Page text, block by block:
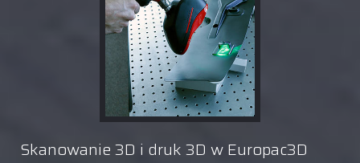
Skanowanie 3D i druk 3D w Europac3D